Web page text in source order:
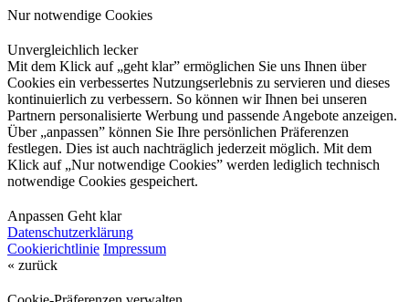
Nur notwendige Cookies
Unvergleichlich lecker
Mit dem Klick auf „geht klar” ermöglichen Sie uns Ihnen über
Cookies ein verbessertes Nutzungserlebnis zu servieren und dieses
kontinuierlich zu verbessern. So können wir Ihnen bei unseren
Partnern personalisierte Werbung und passende Angebote anzeigen.
Über „anpassen” können Sie Ihre persönlichen Präferenzen
festlegen. Dies ist auch nachträglich jederzeit möglich. Mit dem
Klick auf „Nur notwendige Cookies” werden lediglich technisch
notwendige Cookies gespeichert.
Anpassen Geht klar
Datenschutzerklärung
Cookierichtlinie Impressum
« zurück